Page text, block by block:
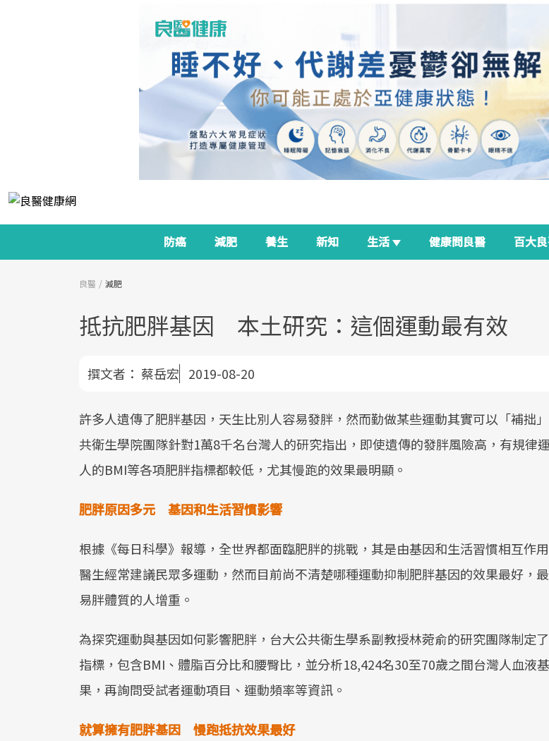
防癌 減肥 養生 新知 生活 健康問良醫 百大
良醫 減肥
抵抗肥胖基因 本土研究：這個運動最有效
撰文者： 蔡岳宏 2019-08-20
許多人遺傳了肥胖基因，天生比別人容易發胖，然而勤做某些運動其實可以「補拙
共衛生學院團隊針對1萬8千名台灣人的研究指出，即使遺傳的發胖風險高，有規律
人的BMI等各項肥胖指標都較低，尤其慢跑的效果最明顯。
肥胖原因多元 基因和生活習慣影響
根據《每日科學》報導，全世界都面臨肥胖的挑戰，其是由基因和生活習慣相互作
醫生經常建議民眾多運動，然而目前尚不清楚哪種運動抑制肥胖基因的效果最好，
易胖體質的人增重。
為探究運動與基因如何影響肥胖，台大公共衛生學系副教授林菀俞的研究團隊制定
指標，包含BMI、體脂百分比和腰臀比，並分析18,424名30至70歲之間台灣人血液
果，再詢問受試者運動項目、運動頻率等資訊。
就算擁有肥胖基因 慢跑抵抗效果最好
面對超高齡社會的浪潮，台
邁向「健康照護」的新時代
療院所的服務，更是民眾了
狀況、啟動健康管理的重要
2025年，就到良醫生活祭體
健康新生活」，從講座、體
良醫健康網從「換季的身體
發，透過醫學觀點與日常感